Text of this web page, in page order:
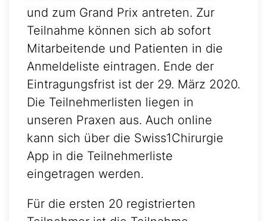
und zum Grand Prix antreten. Zur
Teilnahme können sich ab sofort
Mitarbeitende und Patienten in die
Anmeldeliste eintragen. Ende der
Eintragungsfrist ist der 29. März 2020.
Die Teilnehmerlisten liegen in
unseren Praxen aus. Auch online
kann sich über die Swiss1Chirurgie
App in die Teilnehmerliste
eingetragen werden.
Für die ersten 20 registrierten